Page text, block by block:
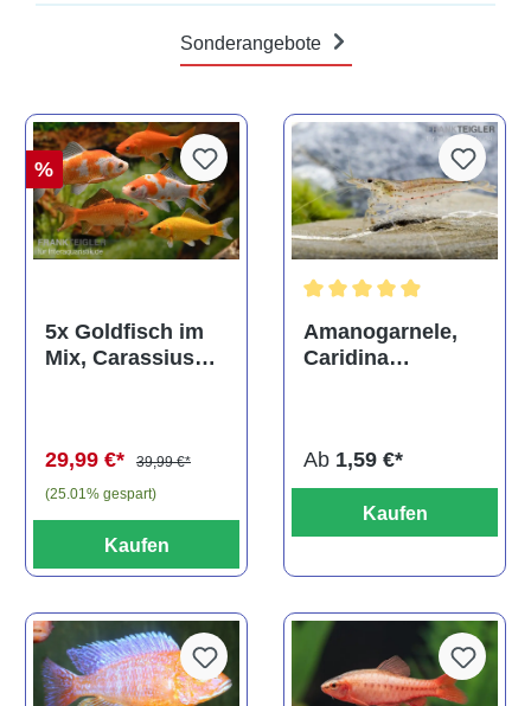
Sonderangebote
%
5x Goldfisch im
Mix, Carassius
29,99 €*
39,99 €*
(25.01% gespart)
Kaufen
Amanogarnele,
Caridina
Ab 1,59 €*
Kaufen